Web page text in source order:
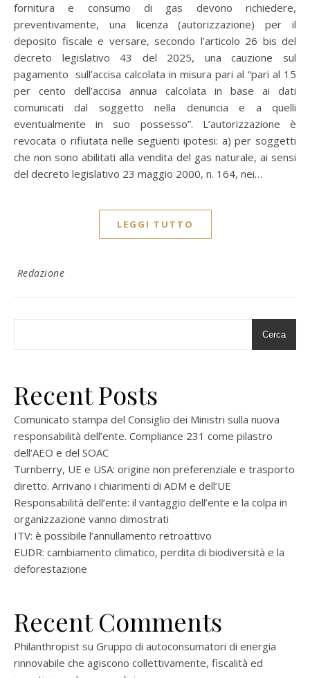
fornitura e consumo di gas devono richiedere,
preventivamente, una licenza (autorizzazione) per il
deposito fiscale e versare, secondo l’articolo 26 bis del
decreto legislativo 43 del 2025, una cauzione sul
pagamento sull’accisa calcolata in misura pari al “pari al 15
per cento dell’accisa annua calcolata in base ai dati
comunicati dal soggetto nella denuncia e a quelli
eventualmente in suo possesso”. L’autorizzazione è
revocata o rifiutata nelle seguenti ipotesi: a) per soggetti
che non sono abilitati alla vendita del gas naturale, ai sensi
del decreto legislativo 23 maggio 2000, n. 164, nei…
LEGGI TUTTO
Redazione
Cerca
Recent Posts
Comunicato stampa del Consiglio dei Ministri sulla nuova
responsabilità dell’ente. Compliance 231 come pilastro
dell’AEO e del SOAC
Turnberry, UE e USA: origine non preferenziale e trasporto
diretto. Arrivano i chiarimenti di ADM e dell’UE
Responsabilità dell’ente: il vantaggio dell’ente e la colpa in
organizzazione vanno dimostrati
ITV: è possibile l’annullamento retroattivo
EUDR: cambiamento climatico, perdita di biodiversità e la
deforestazione
Recent Comments
Philanthropist su Gruppo di autoconsumatori di energia
rinnovabile che agiscono collettivamente, fiscalità ed